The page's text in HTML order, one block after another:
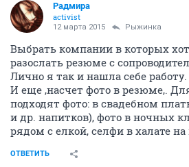
Помнится, один умный человек в
затяжной расхлябанной
-Рабочий день безработного
заканчивается в 18.00
Встаешь заранее, как на работу,
порядок и с 9.00 ищешь работу
запланированными способами
И не забывать вечером
Тогда на поиск работы требуется
Проверено.
ОТВЕТИТЬ